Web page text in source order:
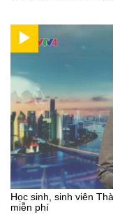
Học sinh, sinh viên
miễn phí